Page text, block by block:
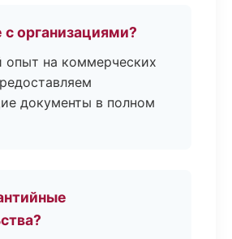
с организациями?
опыт на коммерческих
документы в полном